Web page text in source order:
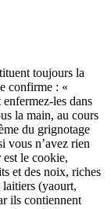
toujours la
confirme : «
les dans
la main, au cours
du grignotage
vous n’avez rien
le cookie,
et des noix, riches
laitiers (yaourt,
ils contiennent